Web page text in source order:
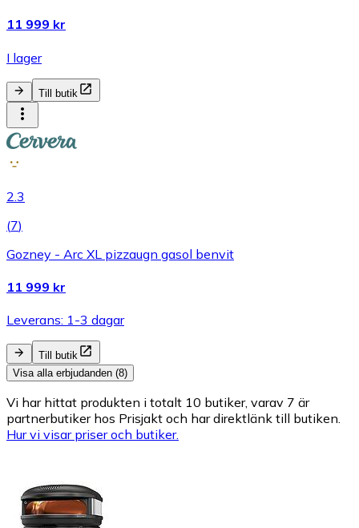
11 999 kr
I lager
Till butik
2.3
(7)
Gozney - Arc XL pizzaugn gasol benvit
11 999 kr
Leverans: 1-3 dagar
Till butik
Visa alla erbjudanden (8)
Vi har hittat produkten i totalt 10 butiker, varav 7 är
partnerbutiker hos Prisjakt och har direktlänk till butiken.
Hur vi visar priser och butiker.